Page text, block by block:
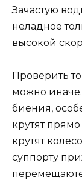
Зачастую
неладное
высокой
Проверить
можно
биения,
крутят
крутят
суппорту